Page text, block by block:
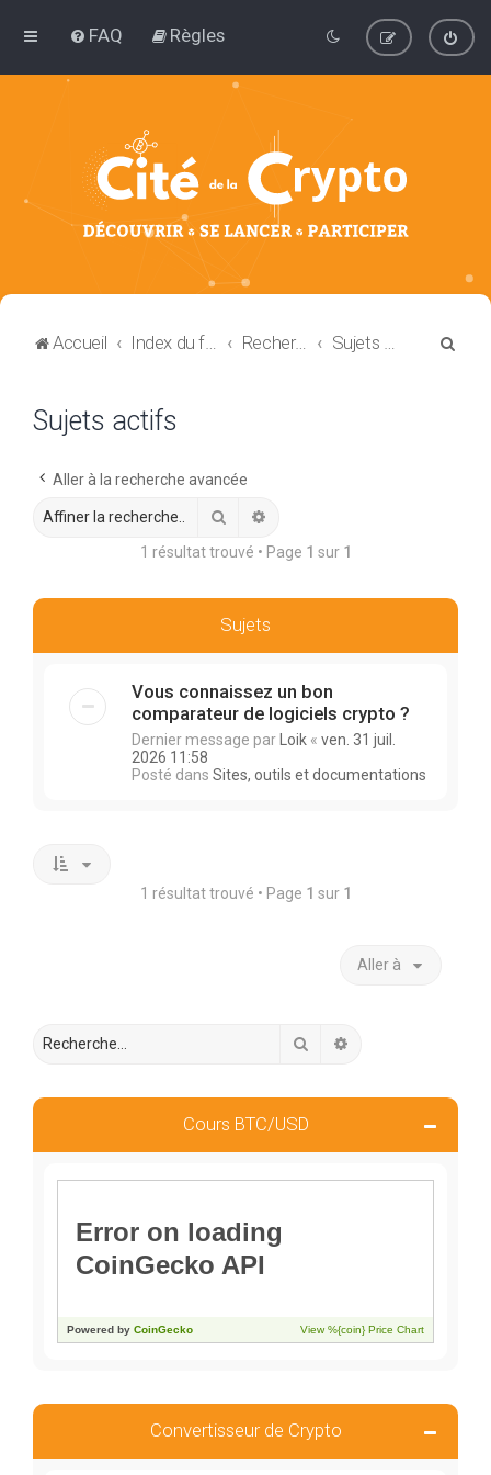
FAQ Règles
Accueil Index du forum Rechercher Sujets actifs
Sujets actifs
Aller à la recherche avancée
Rechercher
1 résultat trouvé • Page 1 sur 1
Sujets
Vous connaissez un bon
comparateur de logiciels crypto ?
Dernier message parLoik « ven. 31 juil.
2026 11:58
Posté dans Sites, outils et documentations
1 résultat trouvé • Page 1 sur 1
Aller à
Rechercher
Cours BTC/USD
Convertisseur de Crypto